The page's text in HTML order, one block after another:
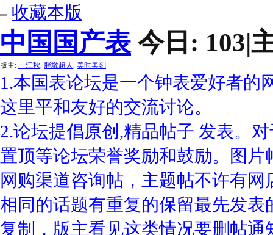
收藏本版
中国国产表 今日: 103|
版主: 一江秋, 胖墩超人, 美时美刻
1.本国表论坛是一个钟表爱好者的
这里平和友好的交流讨论。
2.论坛提倡原创,精品帖子 发表。
置顶等论坛荣誉奖励和鼓励。图
网购渠道咨询帖，主题帖不许有
相同的话题有重复的保留最先发
复制，版主看见这类情况要删帖